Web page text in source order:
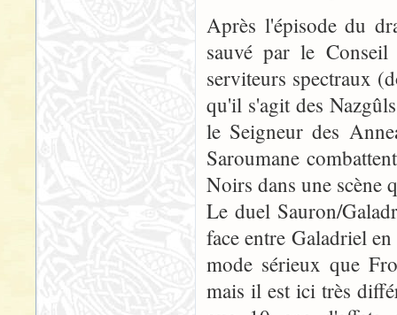
Après l'épisode du
sauvé par le
serviteurs spectraux
qu'il s'agit des
le Seigneur des
Saroumane
Noirs dans une scène
Le duel Sauron/
face entre Galadriel
mode sérieux que
mais il est ici très